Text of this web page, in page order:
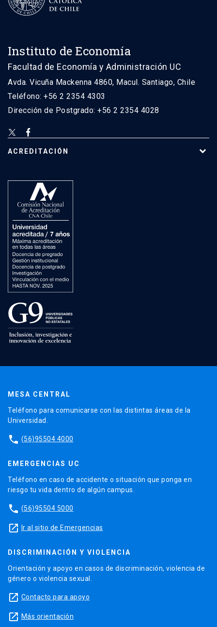
Instituto de Economía
Facultad de Economía y Administración UC
Avda. Vicuña Mackenna 4860, Macul. Santiago, Chile
Teléfono: +56 2 2354 4303
Dirección de Postgrado: +56 2 2354 4028
ACREDITACIÓN
MESA CENTRAL
Teléfono para comunicarse con las distintas áreas de la
Universidad.
phone (56)95504 4000
EMERGENCIAS UC
Teléfono en caso de accidente o situación que ponga en
riesgo tu vida dentro de algún campus.
phone (56)95504 5000
launch Ir al sitio de Emergencias
DISCRIMINACIÓN Y VIOLENCIA
Orientación y apoyo en casos de discriminación, violencia de
género o violencia sexual.
launch Contacto para apoyo
launch Más orientación